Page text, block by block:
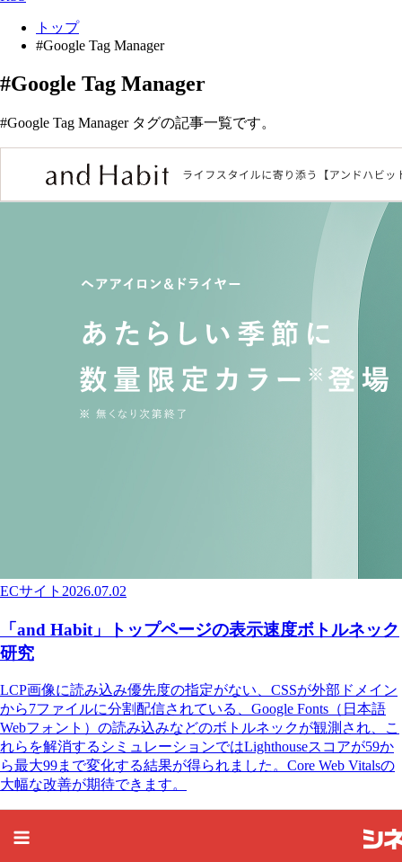
トップ
#Google Tag Manager
#Google Tag Manager
#Google Tag Manager タグの記事一覧です。
ECサイト 2026.07.02
「and Habit」トップページの表示速度ボトルネック
研究
LCP画像に読み込み優先度の指定がない、CSSが外部ドメイン
から7ファイルに分割配信されている、Google Fonts（日本語
Webフォント）の読み込みなどのボトルネックが観測され、こ
れらを解消するシミュレーションではLighthouseスコアが59か
ら最大99まで変化する結果が得られました。Core Web Vitalsの
大幅な改善が期待できます。